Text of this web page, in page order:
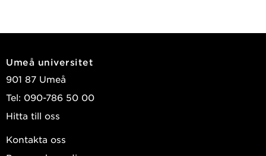
Umeå universitet
901 87 Umeå
Tel: 090-786 50 00
Hitta till oss
Kontakta oss